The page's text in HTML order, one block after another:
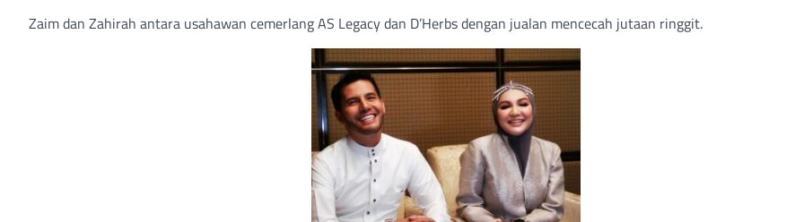
Zaim dan Zahirah antara usahawan cemerlang AS Legacy dan D’Herbs dengan jualan mencecah jutaan ringgit.